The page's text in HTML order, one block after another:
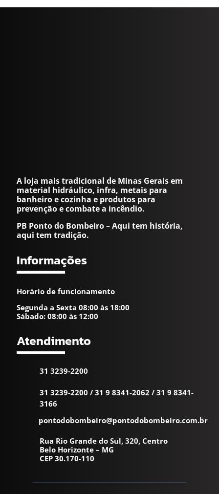
A loja mais tradicional de Minas Gerais em
material hidráulico, infra, metais para
banheiro e cozinha e produtos para
prevenção e combate a incêndio.
PB Ponto do Bombeiro – Aqui tem história,
aqui tem tradição.
Informações
Horário de funcionamento
Segunda a Sexta 08:00 às 18:00
Sábado: 08:00 às 12:00
Atendimento
31 3239-2200
31 3239-2200 / 31 9 8341-2062 / 31 9 8341-
3166
pontodobombeiro@pontodobombeiro.com.br
Rua Rio Grande do Sul, 320, Centro
Belo Horizonte – MG
CEP 30.170-110